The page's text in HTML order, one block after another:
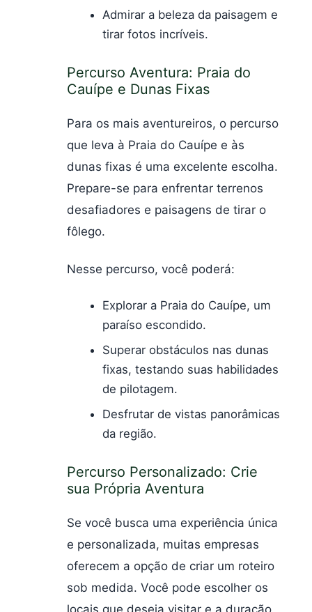
Admirar a beleza da paisagem e
tirar fotos incríveis.
Percurso Aventura: Praia do
Cauípe e Dunas Fixas
Para os mais aventureiros, o percurso
que leva à Praia do Cauípe e às
dunas fixas é uma excelente escolha.
Prepare-se para enfrentar terrenos
desafiadores e paisagens de tirar o
fôlego.
Nesse percurso, você poderá:
Explorar a Praia do Cauípe, um
paraíso escondido.
Superar obstáculos nas dunas
fixas, testando suas habilidades
de pilotagem.
Desfrutar de vistas panorâmicas
da região.
Percurso Personalizado: Crie
sua Própria Aventura
Se você busca uma experiência única
e personalizada, muitas empresas
oferecem a opção de criar um roteiro
sob medida. Você pode escolher os